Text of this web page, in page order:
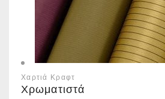
Χαρτιά Κραφτ
Χρωματιστά